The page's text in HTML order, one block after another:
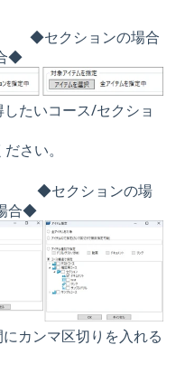
ションの場合
◆
たいコース/セクショ
さい。
クションの場
◆
カンマ区切りを入れる